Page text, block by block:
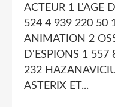
ACTEUR 1 L'AGE
524 4 939 220 50
ANIMATION 2
D'ESPIONS 1
232
ASTERIX ET...